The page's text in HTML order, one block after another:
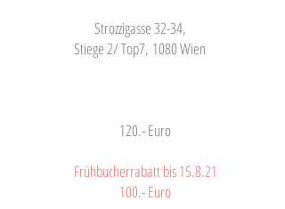
120.- Euro
Frühbucherrabatt bis 15.8.21
100.- Euro
Strozzigasse 32-34,
Stiege 2/ Top7, 1080 Wien